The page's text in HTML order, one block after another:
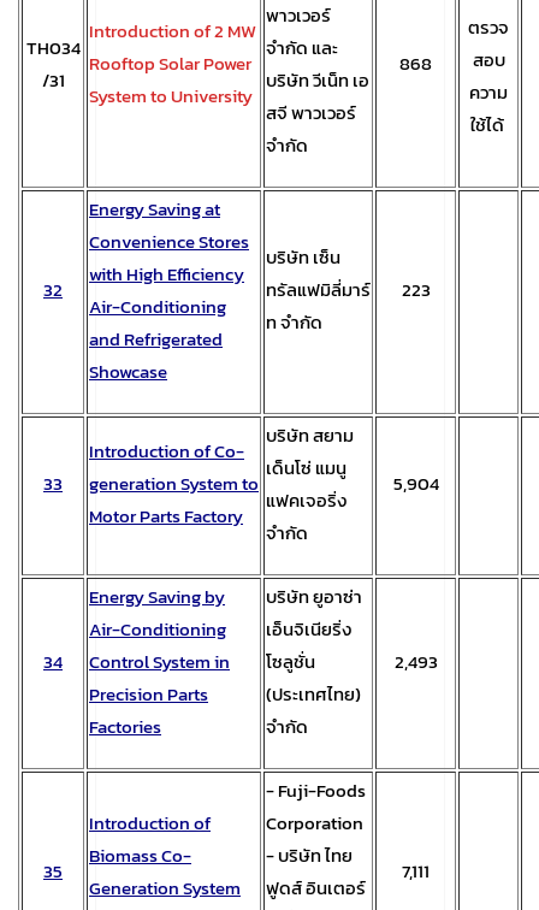
TH034
/31
Introduction of 2 MW
Rooftop Solar Power
System to University
พาวเวอร์
จำกัด และ
บริษัท วีเน็ท เอ
สจี พาวเวอร์
จำกัด
868
ตรวจ
สอบ
ความ
ใช้ได้
32
Energy Saving at
Convenience Stores
with High Efficiency
Air-Conditioning
and Refrigerated
Showcase
บริษัท เซ็น
ทรัลแฟมิลี่มาร์
ท จำกัด
223
33
Introduction of Co-
generation System to
Motor Parts Factory
บริษัท สยาม
เด็นโซ่ แมนู
แฟคเจอริ่ง
จำกัด
5,904
34
Energy Saving by
Air-Conditioning
Control System in
Precision Parts
Factories
บริษัท ยูอาซ่า
เอ็นจิเนียริ่ง
โซลูชั่น
(ประเทศไทย)
จำกัด
2,493
35
Introduction of
Biomass Co-
Generation System
- Fuji-Foods
Corporation
- บริษัท ไทย
ฟูดส์ อินเตอร์
7,111